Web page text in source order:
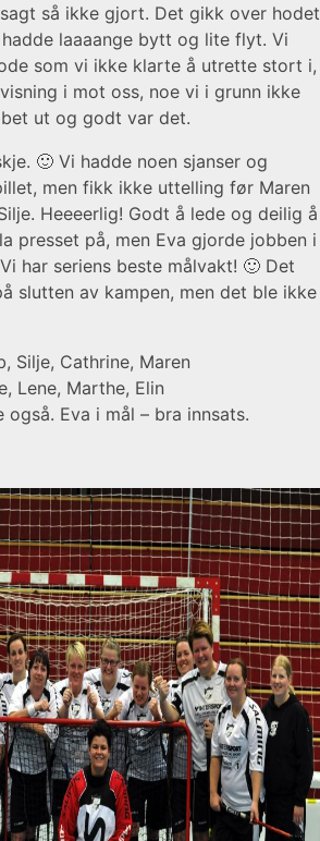
så ikke gjort. Det gikk over hodet
laaaange bytt og lite flyt. Vi
som vi ikke klarte å utrette stort i,
i mot oss, noe vi i grunn ikke
ut og godt var det.
🙂 Vi hadde noen sjanser og
men fikk ikke uttelling før Maren
Heeeerlig! Godt å lede og deilig å
presset på, men Eva gjorde jobben i
har seriens beste målvakt! 🙂 Det
slutten av kampen, men det ble ikke
Silje, Cathrine, Maren
Lene, Marthe, Elin
Eva i mål – bra innsats.